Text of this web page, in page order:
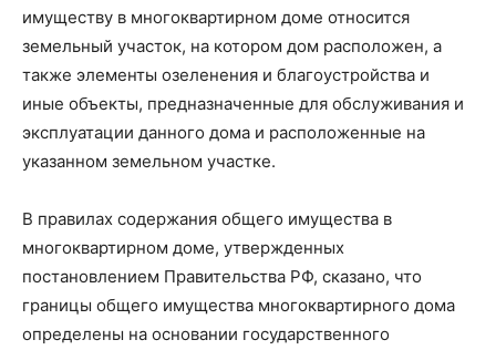
имуществу в многоквартирном доме относится
земельный участок, на котором дом расположен, а
также элементы озеленения и благоустройства и
иные объекты, предназначенные для обслуживания и
эксплуатации данного дома и расположенные на
указанном земельном участке.
В правилах содержания общего имущества в
многоквартирном доме, утвержденных
постановлением Правительства РФ, сказано, что
границы общего имущества многоквартирного дома
определены на основании государственного